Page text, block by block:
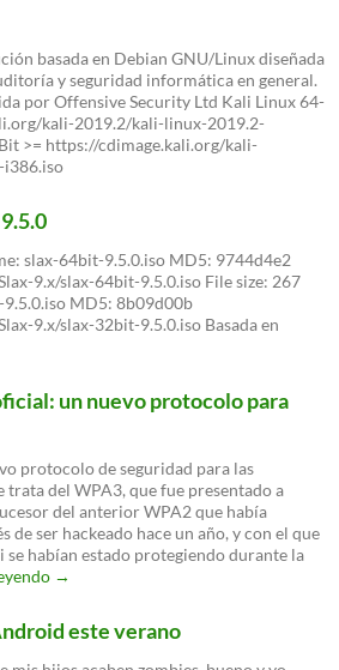
basada en Debian GNU/Linux diseñada
y seguridad informática en general.
por Offensive Security Ltd Kali Linux 64-
kali-2019.2/kali-linux-2019.2-
>= https://cdimage.kali.org/kali-
slax-64bit-9.5.0.iso MD5: 9744d4e2
9.x/slax-64bit-9.5.0.iso File size: 267
MD5: 8b09d00b
9.x/slax-32bit-9.5.0.iso Basada en
un nuevo protocolo para
protocolo de seguridad para las
trata del WPA3, que fue presentado a
del anterior WPA2 que había
de ser hackeado hace un año, y con el que
se habían estado protegiendo durante la
El
es
oficial:
→
este verano